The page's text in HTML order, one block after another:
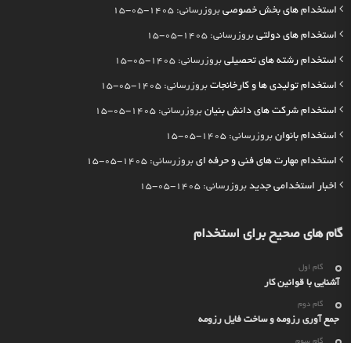
استخدام های بخش خصوصی بروزرسانی: 1405-05-15
استخدام های دولتی بروزرسانی: 1405-05-15
استخدام رشته های تحصیلی بروزرسانی: 1405-05-15
استخدام تولیدی ها و کارخانجات بروزرسانی: 1405-05-15
استخدام شرکت های دانش بنیان بروزرسانی: 1405-05-15
استخدام بانوان بروزرسانی: 1405-05-15
استخدام مهارت های فنی و حرفه ای بروزرسانی: 1405-05-15
اخبار استخدامی جدید بروزرسانی: 1405-05-15
گام های صحیح برای استخدام
گام اول
آشنایی با قوانین کار
گام دوم
جمع آوری رزومه و ساخت فایل رزومه